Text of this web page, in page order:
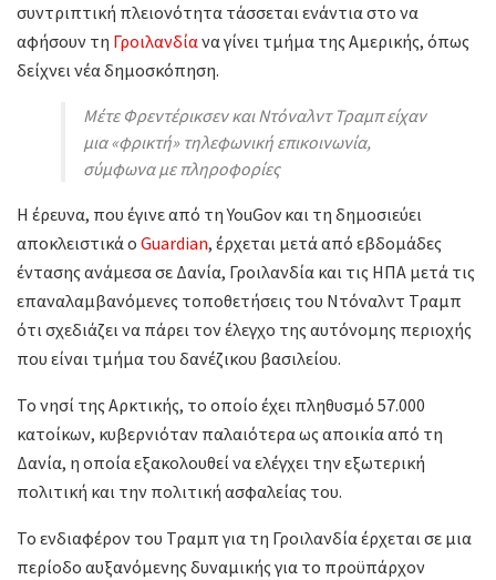
συντριπτική πλειονότητα τάσσεται ενάντια στο να
αφήσουν τη Γροιλανδίανα γίνει τμήμα της Αμερικής, όπως
δείχνει νέα δημοσκόπηση.
Μέτε Φρεντέρικσεν και Ντόναλντ Τραμπ είχαν
μια «φρικτή» τηλεφωνική επικοινωνία,
σύμφωνα με πληροφορίες
Η έρευνα, που έγινε από τη YouGov και τη δημοσιεύει
αποκλειστικά ο Guardian, έρχεται μετά από εβδομάδες
έντασης ανάμεσα σε Δανία, Γροιλανδία και τις ΗΠΑ μετά τις
επαναλαμβανόμενες τοποθετήσεις του Ντόναλντ Τραμπ
ότι σχεδιάζει να πάρει τον έλεγχο της αυτόνομης περιοχής
που είναι τμήμα του δανέζικου βασιλείου.
Το νησί της Αρκτικής, το οποίο έχει πληθυσμό 57.000
κατοίκων, κυβερνιόταν παλαιότερα ως αποικία από τη
Δανία, η οποία εξακολουθεί να ελέγχει την εξωτερική
πολιτική και την πολιτική ασφαλείας του.
Το ενδιαφέρον του Τραμπ για τη Γροιλανδία έρχεται σε μια
περίοδο αυξανόμενης δυναμικής για το προϋπάρχον